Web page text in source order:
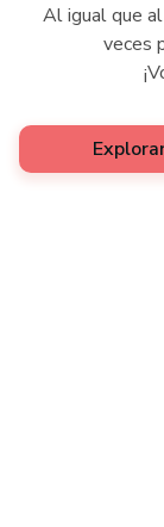
Al igual que
veces